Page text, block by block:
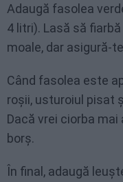
Adaugă fasolea
4 litri). Lasă să
moale, dar asigură-
Când fasolea este
roșii, usturoiul pisat
Dacă vrei ciorba
borș.
În final, adaugă